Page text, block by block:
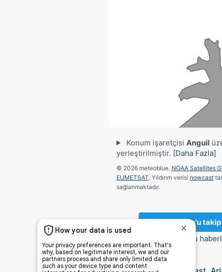
Konum işaretçisi Anguil
yerleştirilmiştir. [Daha Fazla]
© 2026 meteoblue, NOAA Satellites
EUMETSAT. Yıldırım verisi nowcast
sağlanmaktadır.
meteoblue'u
ilginç hava durumu